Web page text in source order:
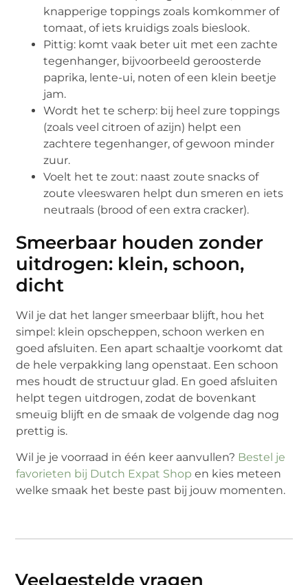
knapperige toppings zoals komkommer of
tomaat, of iets kruidigs zoals bieslook.
Pittig: komt vaak beter uit met een zachte
tegenhanger, bijvoorbeeld geroosterde
paprika, lente-ui, noten of een klein beetje
jam.
Wordt het te scherp: bij heel zure toppings
(zoals veel citroen of azijn) helpt een
zachtere tegenhanger, of gewoon minder
zuur.
Voelt het te zout: naast zoute snacks of
zoute vleeswaren helpt dun smeren en iets
neutraals (brood of een extra cracker).
Smeerbaar houden zonder
uitdrogen: klein, schoon,
dicht
Wil je dat het langer smeerbaar blijft, hou het
simpel: klein opscheppen, schoon werken en
goed afsluiten. Een apart schaaltje voorkomt dat
de hele verpakking lang openstaat. Een schoon
mes houdt de structuur glad. En goed afsluiten
helpt tegen uitdrogen, zodat de bovenkant
smeuïg blijft en de smaak de volgende dag nog
prettig is.
Wil je je voorraad in één keer aanvullen? Bestel je
favorieten bij Dutch Expat Shop en kies meteen
welke smaak het beste past bij jouw momenten.
Veelgestelde vragen